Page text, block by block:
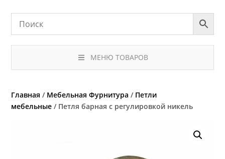
МЕНЮ ТОВАРОВ
Главная / Мебельная Фурнитура / Петли
мебельные / Петля барная с регулировкой никель